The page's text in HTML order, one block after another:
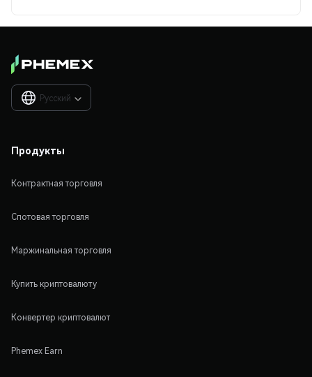
Русский 
Продукты
Контрактная торговля
Спотовая торговля
Маржинальная торговля
Купить криптовалюту
Конвертер криптовалют
Phemex Earn